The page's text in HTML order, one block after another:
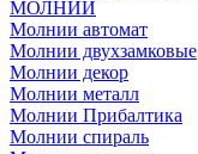
МОЛНИИ
Молнии автомат
Молнии двухзамковые
Молнии декор
Молнии металл
Молнии Прибалтика
Молнии спираль